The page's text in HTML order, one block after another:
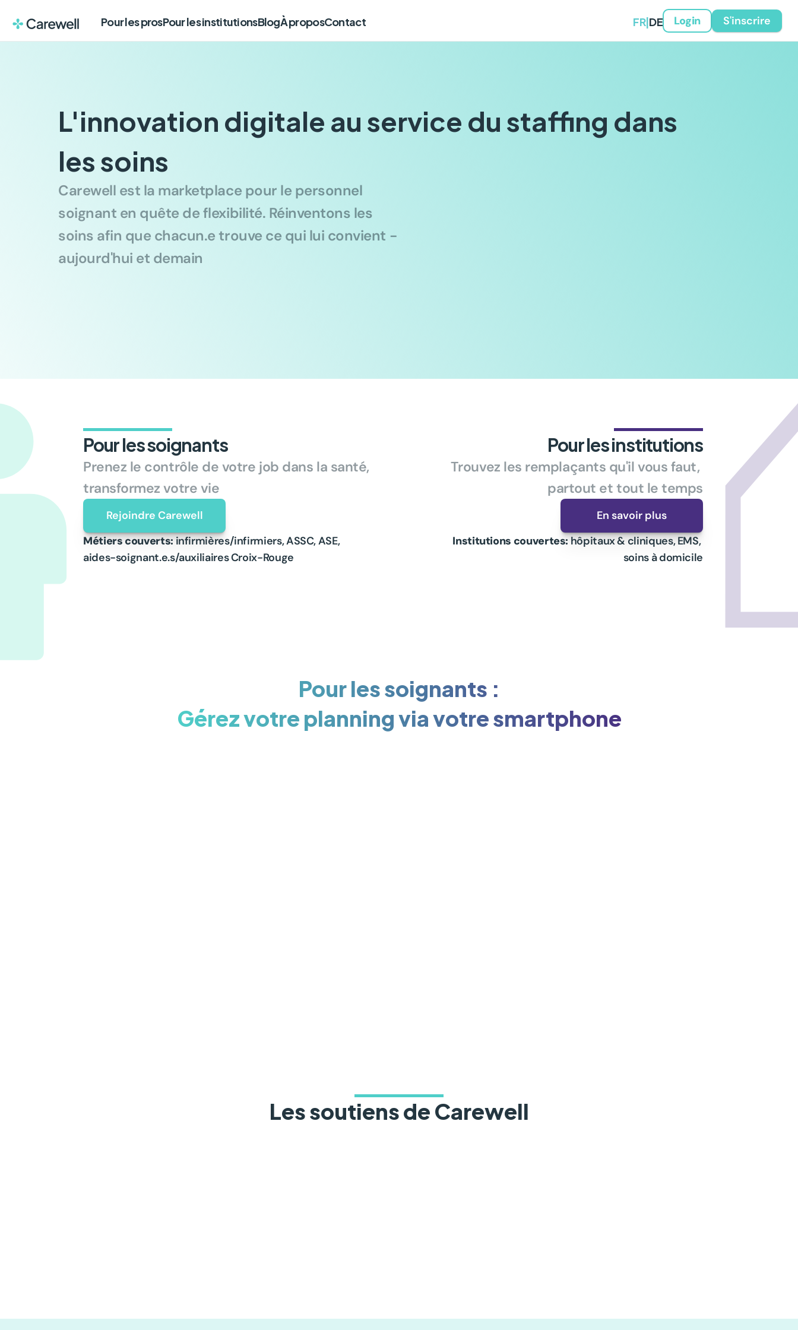
Pour les prosPour les institutionsBlogÀ proposContact FR|DE Login S'inscrire
L'innovation digitale au service du staffing dans
les soins
Carewell est la marketplace pour le personnel
soignant en quête de flexibilité. Réinventons les
soins afin que chacun.e trouve ce qui lui convient -
aujourd'hui et demain
Pour les soignants
Prenez le contrôle de votre job dans la santé,
transformez votre vie
Rejoindre Carewell
Métiers couverts: infirmières/infirmiers, ASSC, ASE,
aides-soignant.e.s/auxiliaires Croix-Rouge
Pour les institutions
Trouvez les remplaçants qu'il vous faut,
partout et tout le temps
En savoir plus
Institutions couvertes: hôpitaux & cliniques, EMS,
soins à domicile
Pour les soignants :
Gérez votre planning via votre smartphone
Les soutiens de Carewell